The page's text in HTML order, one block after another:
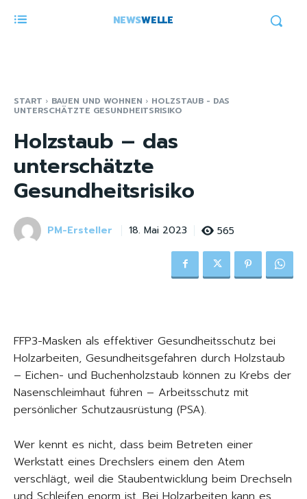
NEWSWELLE
START BAUEN UND WOHNEN HOLZSTAUB - DAS
UNTERSCHÄTZTE GESUNDHEITSRISIKO
Holzstaub – das
unterschätzte
Gesundheitsrisiko
PM-Ersteller 18. Mai 2023 565
FFP3-Masken als effektiver Gesundheitsschutz bei
Holzarbeiten, Gesundheitsgefahren durch Holzstaub
– Eichen- und Buchenholzstaub können zu Krebs der
Nasenschleimhaut führen – Arbeitsschutz mit
persönlicher Schutzausrüstung (PSA).
Wer kennt es nicht, dass beim Betreten einer
Werkstatt eines Drechslers einem den Atem
verschlägt, weil die Staubentwicklung beim Drechseln